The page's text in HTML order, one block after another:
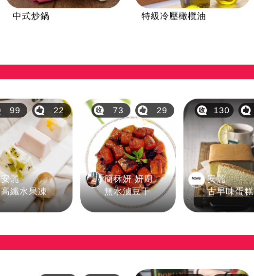
中式炒鍋 特級冷壓橄欖油
安麗
高纖水果凍
99 22
簡秝妍 妍廚
無水滷豆干
73 29
安麗
古早味蛋糕
130